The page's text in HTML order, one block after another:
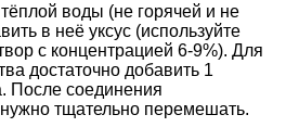
воды (не горячей и не
в неё уксус (используйте
с концентрацией 6-9%). Для
достаточно добавить 1
После соединения
тщательно перемешать.